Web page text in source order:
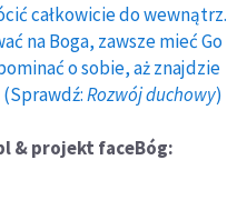
całkowicie do wewnątrz.
na Boga, zawsze mieć Go
o sobie, aż znajdzie
Rozwój duchowy)
& projekt faceBóg: